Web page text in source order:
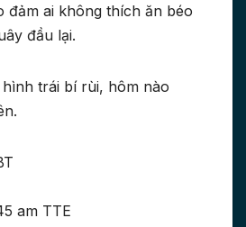
đảm ai không thích ăn béo
đầu lại.
trái bí rùi, hôm nào
am TTE